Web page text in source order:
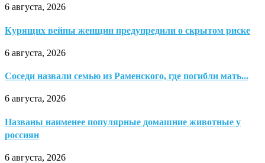
6 августа, 2026
Курящих вейпы женщин предупредили о скрытом риске
6 августа, 2026
Соседи назвали семью из Раменского, где погибли мать...
6 августа, 2026
Названы наименее популярные домашние животные у
россиян
6 августа, 2026